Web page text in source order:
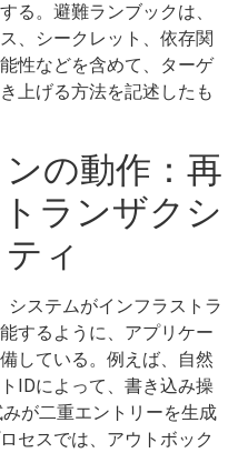
る。避難ランブックは、
、シークレット、依存関
性などを含めて、ターゲ
上げる方法を記述したも
の動作：再
ランザクシ
ィ
システムがインフラストラ
するように、アプリケー
している。例えば、自然
IDによって、書き込み操
が二重エントリーを生成
セスでは、アウトボック